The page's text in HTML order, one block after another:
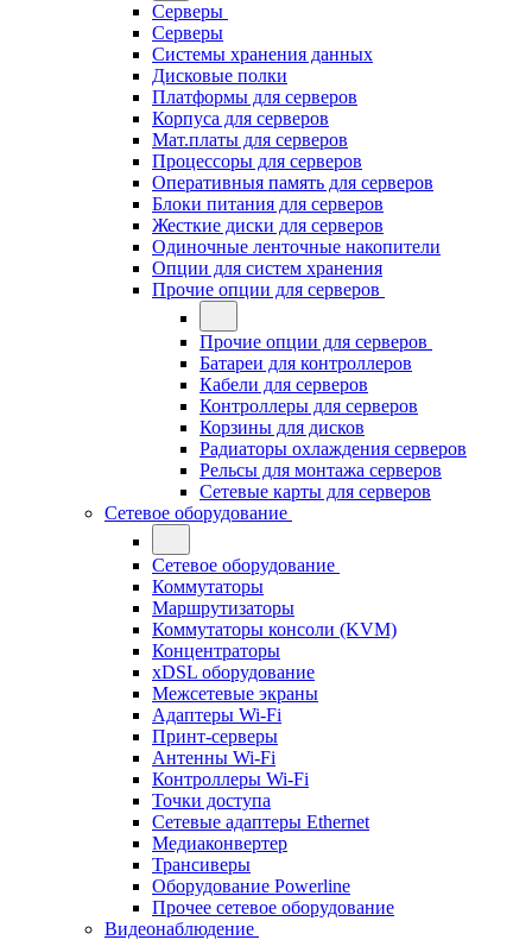
Серверы
Серверы
Системы хранения данных
Дисковые полки
Платформы для серверов
Корпуса для серверов
Мат.платы для серверов
Процессоры для серверов
Оперативныя память для серверов
Блоки питания для серверов
Жесткие диски для серверов
Одиночные ленточные накопители
Опции для систем хранения
Прочие опции для серверов
Прочие опции для серверов
Батареи для контроллеров
Кабели для серверов
Контроллеры для серверов
Корзины для дисков
Радиаторы охлаждения серверов
Рельсы для монтажа серверов
Сетевые карты для серверов
Сетевое оборудование
Сетевое оборудование
Коммутаторы
Маршрутизаторы
Коммутаторы консоли (KVM)
Концентраторы
xDSL оборудование
Межсетевые экраны
Адаптеры Wi-Fi
Принт-серверы
Антенны Wi-Fi
Контроллеры Wi-Fi
Точки доступа
Сетевые адаптеры Ethernet
Медиаконвертер
Трансиверы
Оборудование Powerline
Прочее сетевое оборудование
Видеонаблюдение